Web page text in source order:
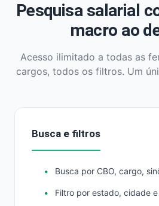
Pesquisa salarial
macro ao
Acesso ilimitado a todas as
cargos, todos os filtros. Um
Busca e filtros
Busca por CBO, cargo,
Filtro por estado, cidade